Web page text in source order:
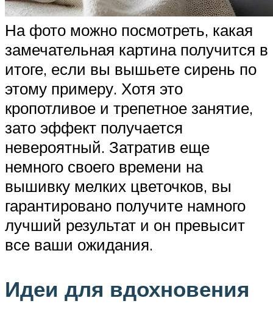
На фото можно посмотреть, какая
замечательная картина получится в
итоге, если вы вышьете сирень по
этому примеру. Хотя это
кропотливое и трепетное занятие,
зато эффект получается
невероятный. Затратив еще
немного своего времени на
вышивку мелких цветочков, вы
гарантировано получите намного
лучший результат и он превысит
все ваши ожидания.
Идеи для вдохновения